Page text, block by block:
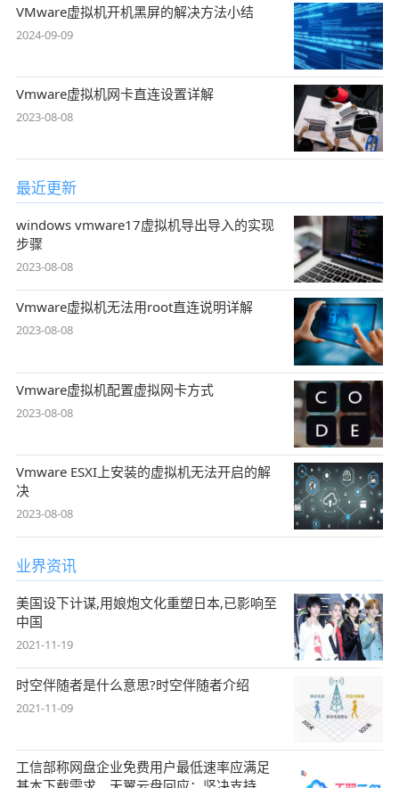
VMware虚拟机开机黑屏的解决方法小结
2024-09-09
Vmware虚拟机网卡直连设置详解
2023-08-08
最近更新
windows vmware17虚拟机导出导入的实现
步骤
2023-08-08
Vmware虚拟机无法用root直连说明详解
2023-08-08
Vmware虚拟机配置虚拟网卡方式
2023-08-08
Vmware ESXI上安装的虚拟机无法开启的解
决
2023-08-08
业界资讯
美国设下计谋,用娘炮文化重塑日本,已影响至
中国
2021-11-19
时空伴随者是什么意思?时空伴随者介绍
2021-11-09
工信部称网盘企业免费用户最低速率应满足